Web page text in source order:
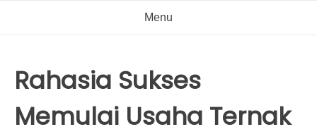
Menu
Rahasia Sukses
Memulai Usaha Ternak